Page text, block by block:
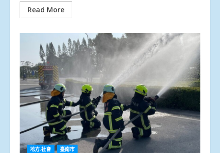
Read More
地方.社會 臺南市